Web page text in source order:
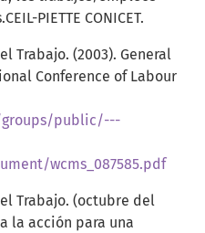
PIETTE CONICET.
Trabajo. (2003). General
Conference of Labour
groups/public/---
wcms_087585.pdf
Trabajo. (octubre del
la acción para una